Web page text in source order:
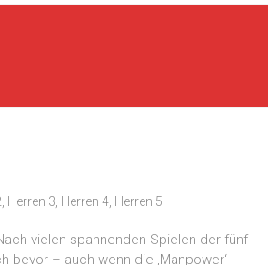
Herren 3 Herren 4 Herren 5
vielen spannenden Spielen der fünf
bevor – auch wenn die ‚Manpower‘